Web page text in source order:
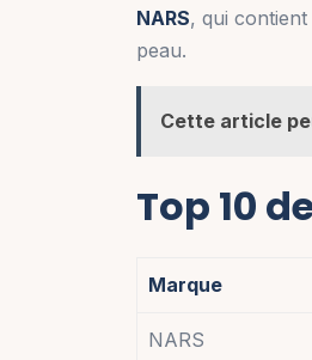
NARS, qui contient
peau.
Cette article
Top 10
Marque
NARS